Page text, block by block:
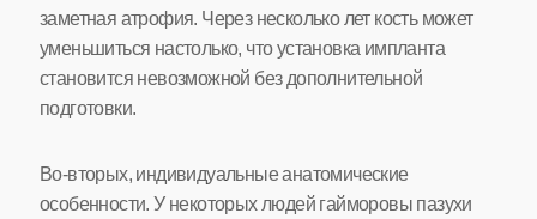
заметная атрофия. Через несколько лет кость может
уменьшиться настолько, что установка импланта
становится невозможной без дополнительной
подготовки.
Во-вторых, индивидуальные анатомические
особенности. У некоторых людей гайморовы пазухи